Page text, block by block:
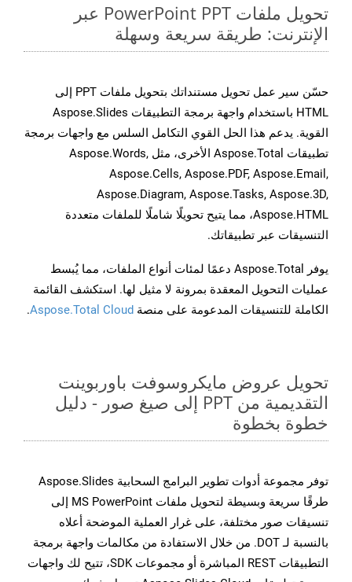
تحويل ملفات PowerPoint PPT عبر
الإنترنت: طريقة سريعة وسهلة
حسّن سير عمل تحويل مستنداتك بتحويل ملفات PPT إلى
HTML باستخدام واجهة برمجة التطبيقات Aspose.Slides
القوية. يدعم هذا الحل القوي التكامل السلس مع واجهات برمجة
تطبيقات Aspose.Total الأخرى، مثل Aspose.Words,
Aspose.Cells, Aspose.PDF, Aspose.Email,
Aspose.Diagram, Aspose.Tasks, Aspose.3D,
Aspose.HTML، مما يتيح تحويلًا شاملًا للملفات متعددة
التنسيقات عبر تطبيقاتك.
يوفر Aspose.Total دعمًا لمئات أنواع الملفات، مما يُبسط
عمليات التحويل المعقدة بمرونة لا مثيل لها. استكشف القائمة
الكاملة للتنسيقات المدعومة على منصة Aspose.Total Cloud
.
تحويل عروض مايكروسوفت باوربوينت
التقديمية من PPT إلى صيغ صور - دليل
خطوة بخطوة
توفر مجموعة أدوات تطوير البرامج السحابية Aspose.Slides
طرقًا سريعة وبسيطة لتحويل ملفات MS PowerPoint إلى
تنسيقات صور مختلفة، على غرار العملية الموضحة أعلاه
بالنسبة لـ DOT. من خلال الاستفادة من مكالمات واجهة برمجة
التطبيقات REST المباشرة أو مجموعات SDK، تتيح لك واجهات